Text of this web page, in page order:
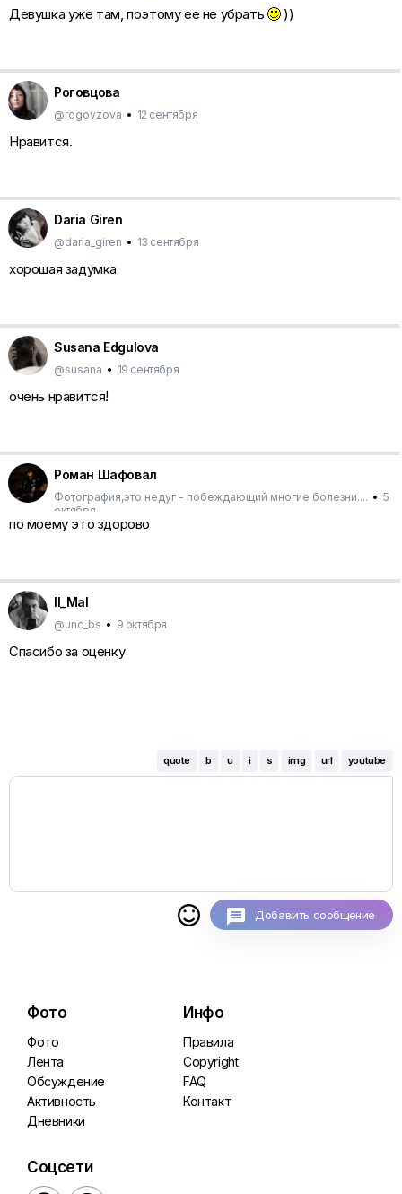
Девушка уже там, поэтому ее не убрать ))
Роговцова
@rogovzova • 12 сентября
Нравится.
Daria Giren
@daria_giren • 13 сентября
хорошая задумка
Susana Edgulova
@susana • 19 сентября
очень нравится!
Роман Шафовал
Фотография,это недуг - побеждающий многие болезни.... • 5
октября
по моему это здорово
Il_Mal
@unc_bs • 9 октября
Спасибо за оценку
quote b u i s img url youtube
 Добавить сообщение
Фото
Фото
Лента
Обсуждение
Активность
Дневники
Инфо
Правила
Copyright
FAQ
Контакт
Соцсети